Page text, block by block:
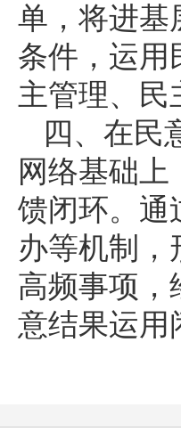
单，将进基
条件，运用
主管理、民
四、在民
网络基础上
馈闭环。通
办等机制，
高频事项，
意结果运用